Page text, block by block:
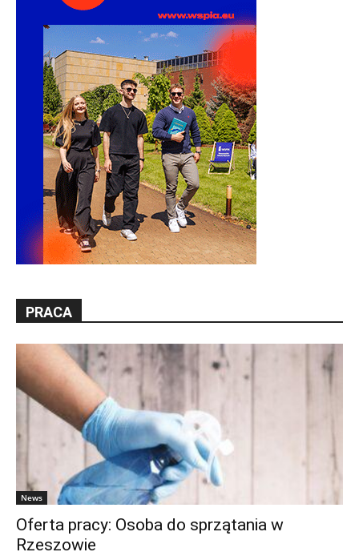
PRACA
News
Oferta pracy: Osoba do sprzątania w
Rzeszowie